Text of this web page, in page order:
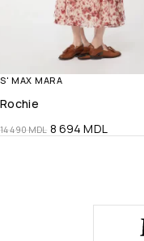
S' MAX MARA
Rochie
14 490MDL 8 694MDL